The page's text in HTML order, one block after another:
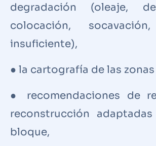
degradación (oleaje,
colocación,
insuficiente),
● la cartografía de las
● recomendaciones de
reconstrucción
bloque,